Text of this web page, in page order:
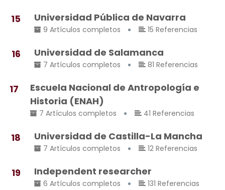
15 Universidad Pública de Navarra
9 Artículos completos 15 Referencias
16 Universidad de Salamanca
7 Artículos completos 81 Referencias
17
Escuela Nacional de Antropología e
Historia (ENAH)
7 Artículos completos 41 Referencias
18 Universidad de Castilla-La Mancha
7 Artículos completos 12 Referencias
19 Independent researcher
6 Artículos completos 131 Referencias